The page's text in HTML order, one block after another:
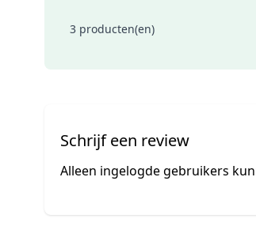
3 producten(en)
Schrijf een review
Alleen ingelogde gebruikers